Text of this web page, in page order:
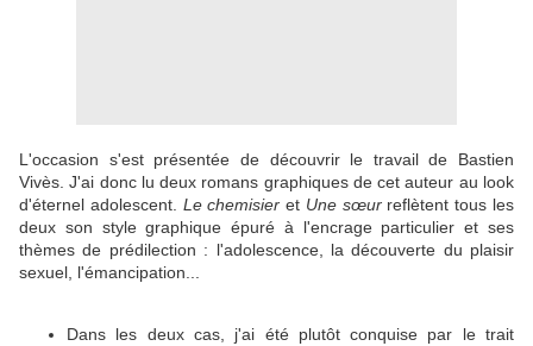
L'occasion s'est présentée de découvrir le travail de Bastien
Vivès. J'ai donc lu deux romans graphiques de cet auteur au look
d'éternel adolescent. Le chemisier et Une sœurreflètent tous les
deux son style graphique épuré à l'encrage particulier et ses
thèmes de prédilection : l'adolescence, la découverte du plaisir
sexuel, l'émancipation...
Dans les deux cas, j'ai été plutôt conquise par le trait